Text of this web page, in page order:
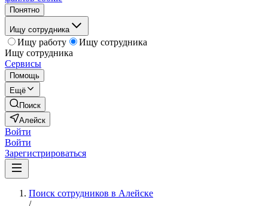
Понятно
Ищу сотрудника
Ищу работу
Ищу сотрудника
Ищу сотрудника
Сервисы
Помощь
Ещё
Поиск
Алейск
Войти
Войти
Зарегистрироваться
Поиск сотрудников в Алейске
/